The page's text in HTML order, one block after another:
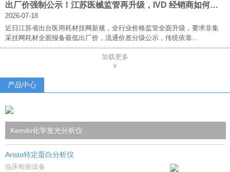
出厂价强制公示！江苏医械监管再升级，IVD 经销商如何破局求生？
2026-07-18
近日江苏省出台医用耗材挂网新规，全行业价格监管全面升级，要求非集
采挂网耗材全面报备最低出厂价，流通价差分级公示，传统依靠...
加载更多
∨
产品中心
Kemilo化学发光分析仪
Aristo特定蛋白分析仪
临床检验设备